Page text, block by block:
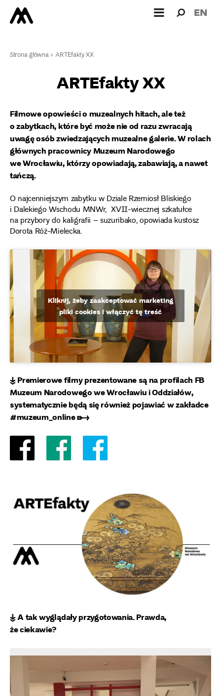
dla: EN
Strona główna>ARTEfakty XX
ARTEfakty XX
Filmowe opowieści o muzealnych hitach, ale też
o zabytkach, które być może nie od razu zwracają
uwagę osób zwiedzających muzealne galerie. W rolach
głównych pracownicy Muzeum Narodowego
we Wrocławiu, którzy opowiadają, zabawiają, a nawet
tańczą.
O najcenniejszym zabytku w Dziale Rzemiosł Bliskiego
i Dalekiego Wschodu MNWr, XVII-wiecznej szkatułce
na przybory do kaligrafii – suzuribako, opowiada kustosz
Dorota Róż-Mielecka.
Kliknij, żeby zaakceptować marketing
pliki cookies i włączyć tę treść
↡ Premierowe filmy prezentowane są na profilach FB
Muzeum Narodowego we Wrocławiu i Oddziałów,
systematycznie będą się również pojawiać w zakładce
#muzeum_online ➸
↡ A tak wyglądały przygotowania. Prawda,
że ciekawie?